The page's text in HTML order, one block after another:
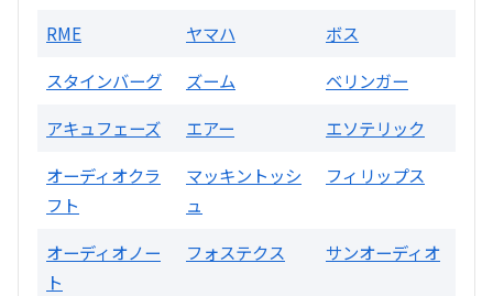
RME
ヤマハ
ボス
スタインバーグ
ズーム
ベリンガー
アキュフェーズ
エアー
エソテリック
オーディオクラ
フト
マッキントッシ
ュ
フィリップス
オーディオノー
ト
フォステクス サンオーディオ